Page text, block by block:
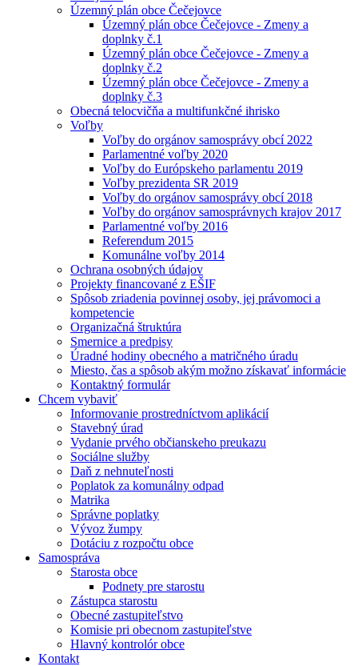
Územný plán obce Čečejovce
Územný plán obce Čečejovce - Zmeny a
doplnky č.1
Územný plán obce Čečejovce - Zmeny a
doplnky č.2
Územný plán obce Čečejovce - Zmeny a
doplnky č.3
Obecná telocvičňa a multifunkčné ihrisko
Voľby
Voľby do orgánov samosprávy obcí 2022
Parlamentné voľby 2020
Voľby do Európskeho parlamentu 2019
Voľby prezidenta SR 2019
Voľby do orgánov samosprávy obcí 2018
Voľby do orgánov samosprávnych krajov 2017
Parlamentné voľby 2016
Referendum 2015
Komunálne voľby 2014
Ochrana osobných údajov
Projekty financované z EŠIF
Spôsob zriadenia povinnej osoby, jej právomoci a
kompetencie
Organizačná štruktúra
Smernice a predpisy
Úradné hodiny obecného a matričného úradu
Miesto, čas a spôsob akým možno získavať informácie
Kontaktný formulár
Chcem vybaviť
Informovanie prostredníctvom aplikácií
Stavebný úrad
Vydanie prvého občianskeho preukazu
Sociálne služby
Daň z nehnuteľnosti
Poplatok za komunálny odpad
Matrika
Správne poplatky
Vývoz žumpy
Dotáciu z rozpočtu obce
Samospráva
Starosta obce
Podnety pre starostu
Zástupca starostu
Obecné zastupiteľstvo
Komisie pri obecnom zastupiteľstve
Hlavný kontrolór obce
Kontakt